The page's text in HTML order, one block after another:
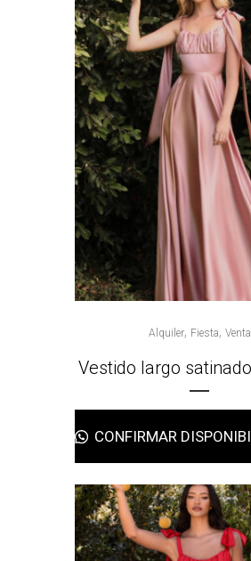
Alquiler, Fiesta, Venta
Vestido largo
CONFIRMAR